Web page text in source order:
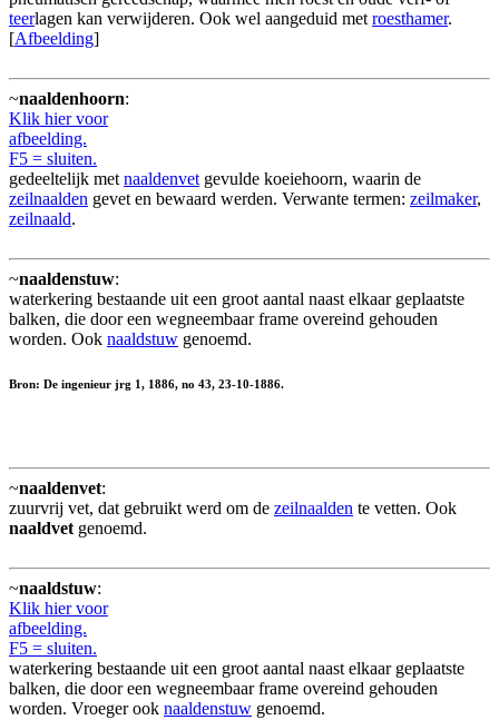
teerlagen kan verwijderen. Ook wel aangeduid met roesthamer.
[Afbeelding]
~naaldenhoorn:
Klik hier voor
afbeelding.
F5 = sluiten.
gedeeltelijk met naaldenvet gevulde koeiehoorn, waarin de
zeilnaalden gevet en bewaard werden. Verwante termen: zeilmaker,
zeilnaald.
~naaldenstuw:
waterkering bestaande uit een groot aantal naast elkaar geplaatste
balken, die door een wegneembaar frame overeind gehouden
worden. Ook naaldstuw genoemd.
Bron: De ingenieur jrg 1, 1886, no 43, 23-10-1886.
~naaldenvet:
zuurvrij vet, dat gebruikt werd om de zeilnaalden te vetten. Ook
naaldvet genoemd.
~naaldstuw:
Klik hier voor
afbeelding.
F5 = sluiten.
waterkering bestaande uit een groot aantal naast elkaar geplaatste
balken, die door een wegneembaar frame overeind gehouden
worden. Vroeger ook naaldenstuw genoemd.